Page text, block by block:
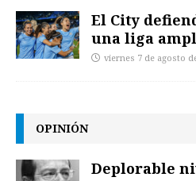
El City
una liga
viernes 7 de agosto
OPINIÓN
Deplorable